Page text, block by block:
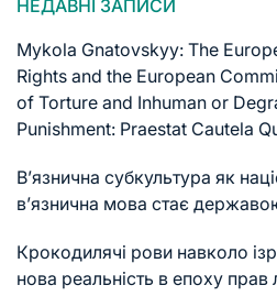
НЕДАВНІ ЗАПИСИ
Mykola Gnatovskyy: The
Rights and the European
of Torture and Inhuman or
Punishment: Praestat Cautela
В’язнична субкультура як
в’язнична мова стає
Крокодилячі рови навколо
нова реальність в епоху